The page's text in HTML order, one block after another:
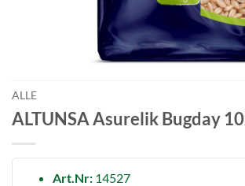
ALLE
ALTUNSA Asurelik Bugday
Art.Nr:14527